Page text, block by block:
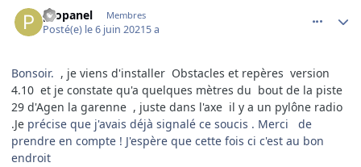
propanel Membres
Posté(e) le 6 juin 20215 a
Bonsoir. , je viens d'installer Obstacles et repères version
4.10 et je constate qu'a quelques mètres du bout de la piste
29 d'Agen la garenne , juste dans l'axe il y a un pylône radio
.Je précise que j'avais déjà signalé ce soucis . Merci de
prendre en compte ! J'espère que cette fois ci c'est au bon
endroit